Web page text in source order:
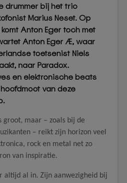
drummer bij het trio
Marius Neset. Op
Anton Eger toch met
Anton Eger Æ, waar
toetsenist Niels
naar Paradox.
en elektronische beats
van deze
groot, maar – zoals bij de
– reikt zijn horizon veel
rock en metal net zo
van inspiratie.
altijd al in. Zijn aanwezigheid bij